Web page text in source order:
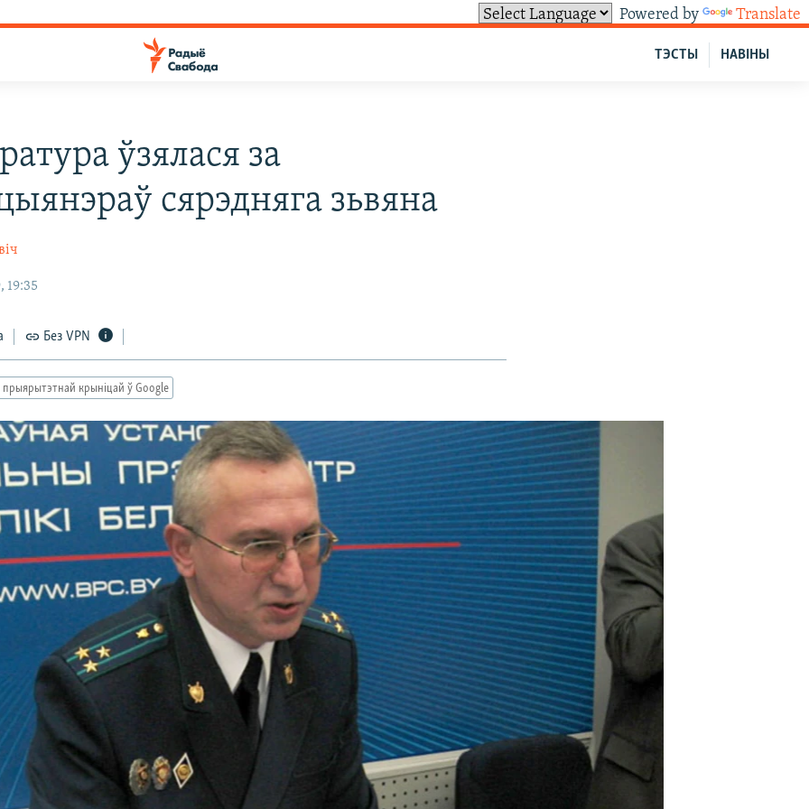
Powered by Translate
НАВІНЫ
ТЭСТЫ
ўзялася за
сярэдняга зьвяна
19:35
Без VPN
прыярытэтнай крыніцай ў Google